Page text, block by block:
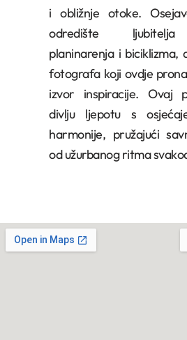
i obližnje otoke.
odredište ljubitelja
planinarenja i biciklizma,
fotografa koji ovdje
izvor inspiracije. Ovaj
divlju ljepotu s
harmonije, pružajući
od užurbanog ritma